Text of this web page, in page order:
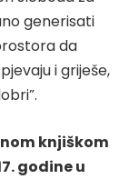
generisati
da
i griješe,
knjiškom
godine u